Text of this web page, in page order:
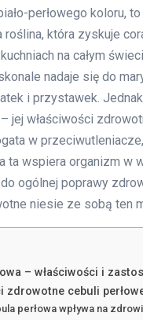
perłowego koloru,
roślina, która zyskuje
na całym
nadaje się do
i przystawek.
jej właściwości
w przeciwutleniacze,
ta wspiera organizm w
ogólnej poprawy
niesie ze sobą ten
– właściwości i
zdrowotne cebuli
perłowa wpływa na